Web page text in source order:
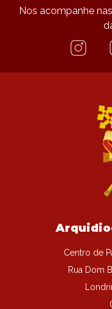
Nos acompanhe
Centro de
Rua Dom